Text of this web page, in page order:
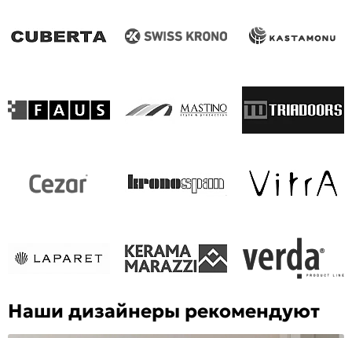
Наши дизайнеры рекомендуют